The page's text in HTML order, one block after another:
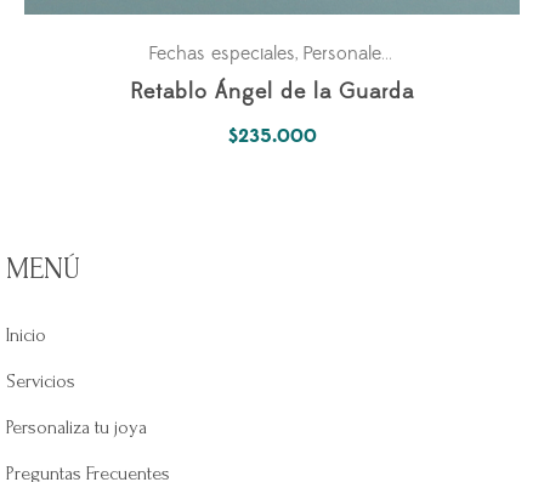
Fechas especiales, Personales ,
Retablo Ángel de la Guarda
$235.000
MENÚ
Inicio
Servicios
Personaliza tu joya
Preguntas Frecuentes